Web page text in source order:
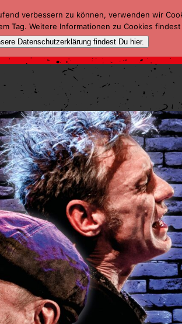
verbessern zu können, verwenden wir
Tag. Weitere Informationen zu Cookies
Datenschutzerklärung findest Du hier.